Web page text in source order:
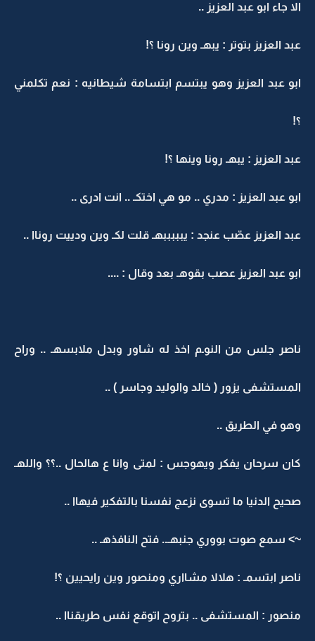
الا جاء ابو عبد العزيز ..
عبد العزيز بتوتر : يبهـ وين رونا ؟!
ابو عبد العزيز وهو يبتسم ابتسامة شيطانيه : نعم تكلمني
؟!
عبد العزيز : يبهـ رونا وينها ؟!
ابو عبد العزيز : مدري .. مو هي اختكـ .. انت ادرى ..
عبد العزيز عصّب عنجد : يبببببهـ قلت لكـ وين ودييت روناا ..
ابو عبد العزيز عصب بقوهـ بعد وقال : ....
ناصر جلس من النوـم اخذ له شاور وبدل ملابسهـ .. وراح
المستشفى يزور ( خالد والوليد وجاسر ) ..
وهو في الطريق ..
كان سرحان يفكر ويهوجس : لمتى وانا ع هالحال ..؟؟ واللهـ
صحيح الدنيا ما تسوى نزعج نفسنا بالتفكير فيهاا ..
~> سمع صوت بووري جنبهـ.. فتح النافذهـ ..
ناصر ابتسمـ : هلالا مشااري ومنصور وين رايحيين ؟!
منصور : المستشفى .. بتروح اتوقع نفس طريقناا ..